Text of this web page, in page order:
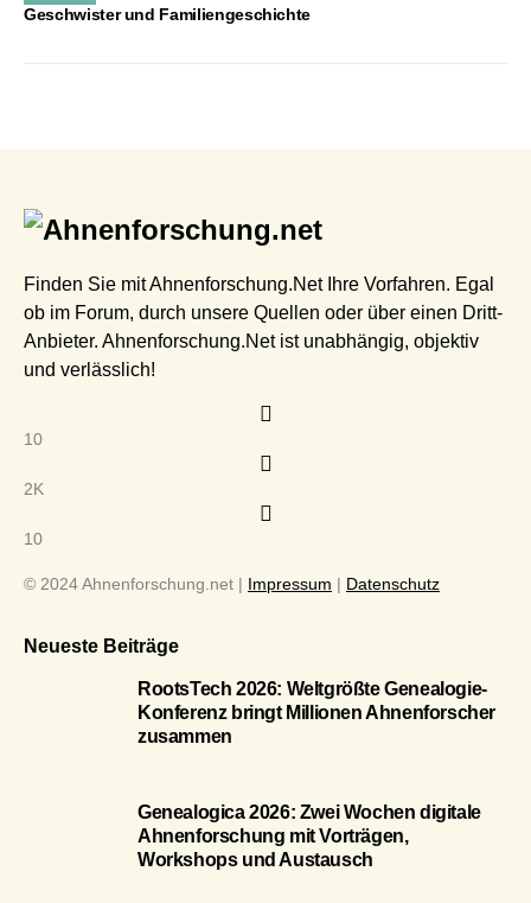
Geschwister und Familiengeschichte
Finden Sie mit Ahnenforschung.Net Ihre Vorfahren. Egal
ob im Forum, durch unsere Quellen oder über einen Dritt-
Anbieter. Ahnenforschung.Net ist unabhängig, objektiv
und verlässlich!
10
2K
10
© 2024 Ahnenforschung.net | Impressum | Datenschutz
Neueste Beiträge
RootsTech 2026: Weltgrößte Genealogie-
Konferenz bringt Millionen Ahnenforscher
zusammen
Genealogica 2026: Zwei Wochen digitale
Ahnenforschung mit Vorträgen,
Workshops und Austausch